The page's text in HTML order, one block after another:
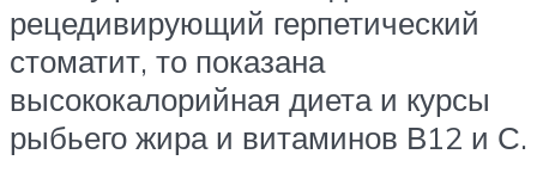
рецедивирующий герпетический
стоматит, то показана
высококалорийная диета и курсы
рыбьего жира и витаминов В12 и С.